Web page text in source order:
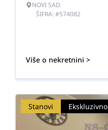
NOVI SAD
ŠIFRA: #574082
Više o nekretnini >
Stanovi Ekskluzivno